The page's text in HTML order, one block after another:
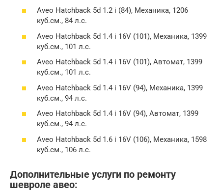
Aveo Hatchback 5d 1.2 i (84), Механика, 1206
куб.см., 84 л.с.
Aveo Hatchback 5d 1.4 i 16V (101), Механика, 1399
куб.см., 101 л.с.
Aveo Hatchback 5d 1.4 i 16V (101), Автомат, 1399
куб.см., 101 л.с.
Aveo Hatchback 5d 1.4 i 16V (94), Механика, 1399
куб.см., 94 л.с.
Aveo Hatchback 5d 1.4 i 16V (94), Автомат, 1399
куб.см., 94 л.с.
Aveo Hatchback 5d 1.6 i 16V (106), Механика, 1598
куб.см., 106 л.с.
Дополнительные услуги по ремонту
шевроле авео: